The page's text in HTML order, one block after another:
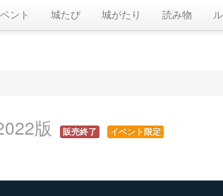
ント 城たび 城がたり 読み物
版 販売終了 イベント限定